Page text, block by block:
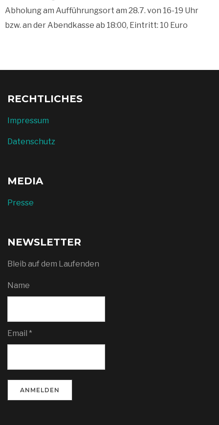
Abholung am Aufführungsort am 28.7. von 16-19 Uhr
bzw. an der Abendkasse ab 18:00, Eintritt: 10 Euro
RECHTLICHES
Impressum
Datenschutz
MEDIA
Presse
NEWSLETTER
Bleib auf dem Laufenden
Name
Email *